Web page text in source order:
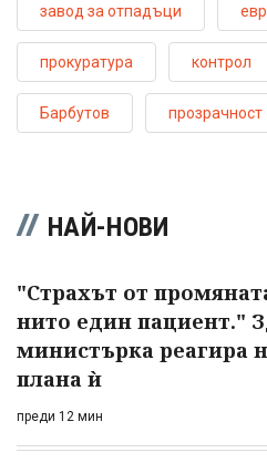
завод за отпадъци
прокуратура контрол
Барбутов прозрачност
НАЙ-НОВИ
"Страхът от
нито един пациент."
министърка реагира
плана ѝ
преди 12 мин